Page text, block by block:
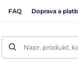
FAQ Doprava a
Napr. produkt,